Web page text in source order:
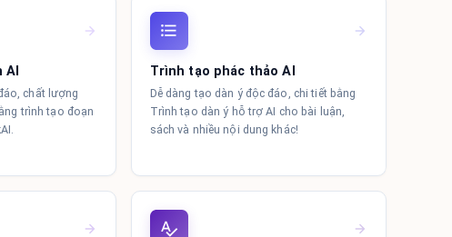
chất lượng
trình tạo đoạn
Trình tạo phác thảo AI
Dễ dàng tạo dàn ý độc đáo, chi tiết bằng
Trình tạo dàn ý hỗ trợ AI cho bài luận,
sách và nhiều nội dung khác!